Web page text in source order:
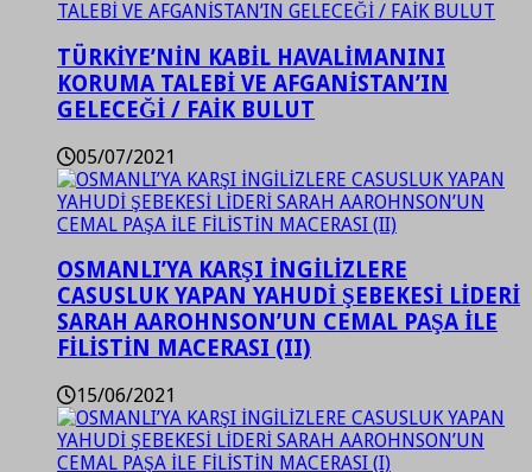
TÜRKİYE’NİN KABİL HAVALİMANINI
KORUMA TALEBİ VE AFGANİSTAN’IN
GELECEĞİ / FAİK BULUT
05/07/2021
OSMANLI’YA KARŞI İNGİLİZLERE
CASUSLUK YAPAN YAHUDİ ŞEBEKESİ LİDERİ
SARAH AAROHNSON’UN CEMAL PAŞA İLE
FİLİSTİN MACERASI (II)
15/06/2021